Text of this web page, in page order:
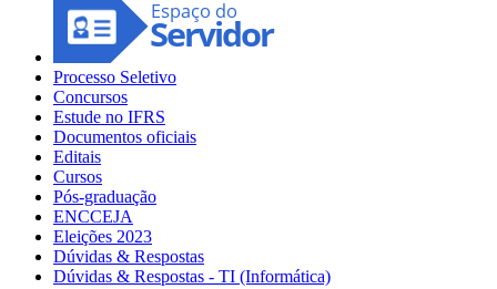
Processo Seletivo
Concursos
Estude no IFRS
Documentos oficiais
Editais
Cursos
Pós-graduação
ENCCEJA
Eleições 2023
Dúvidas & Respostas
Dúvidas & Respostas - TI (Informática)